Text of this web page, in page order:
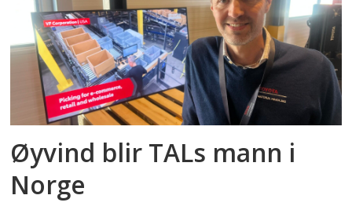
toyota
automated
logistics
Øyvind blir TALs mann i
Norge